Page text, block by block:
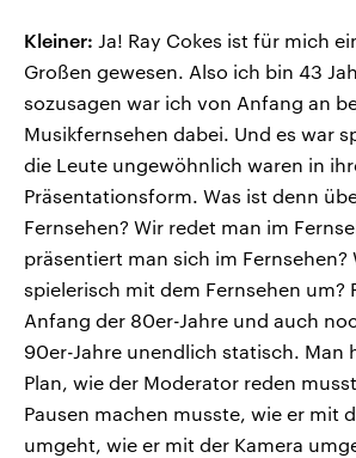
Kleiner: Ja! Ray Cokes ist für mich
Großen gewesen. Also ich bin 43
sozusagen war ich von Anfang an
Musikfernsehen dabei. Und es war
die Leute ungewöhnlich waren in
Präsentationsform. Was ist denn
Fernsehen? Wir redet man im
präsentiert man sich im Fernsehen?
spielerisch mit dem Fernsehen um?
Anfang der 80er-Jahre und auch
90er-Jahre unendlich statisch. Man
Plan, wie der Moderator reden
Pausen machen musste, wie er mit
umgeht, wie er mit der Kamera